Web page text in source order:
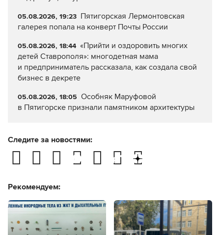
05.08.2026, 19:23 Пятигорская Лермонтовская
галерея попала на конверт Почты России
05.08.2026, 18:44 «Прийти и оздоровить многих
детей Ставрополя»: многодетная мама
и предприниматель рассказала, как создала свой
бизнес в декрете
05.08.2026, 18:05 Особняк Маруфовой
в Пятигорске признали памятником архитектуры
Следите за новостями:
Рекомендуем: